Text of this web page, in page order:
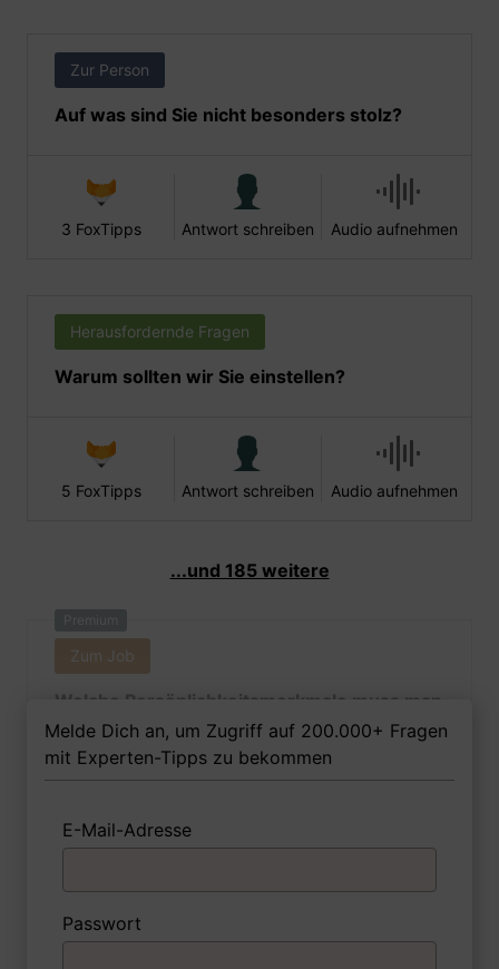
Zur Person
Auf was sind Sie nicht besonders stolz?
3 FoxTipps Antwort schreiben Audio aufnehmen
Herausfordernde Fragen
Warum sollten wir Sie einstellen?
5 FoxTipps Antwort schreiben Audio aufnehmen
...und 185 weitere
Premium
Zum Job
Welche Persönlichkeitsmerkmale muss man
als Metallbauerin Ihrer Meinung nach
besitzen, um in dem Job erfolgreich zu
sein?
1 FoxTipp Antwort schreiben Audio aufnehmen
Melde Dich an, um Zugriff auf 200.000+ Fragen
mit Experten-Tipps zu bekommen
E-Mail-Adresse
Passwort